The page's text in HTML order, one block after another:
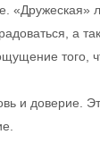
«Дружеская»
а
того,
и доверие.